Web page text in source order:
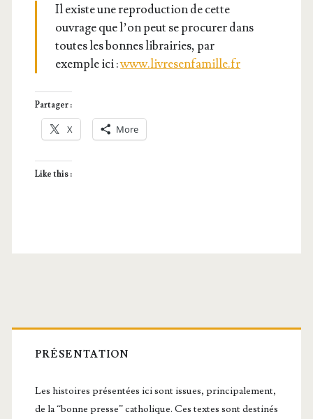
Il existe une repro­duc­tion de cette
ouvrage que l’on peut se pro­cu­rer dans
toutes les bonnes librai­ries, par
exemple ici :www.livresenfamille.fr
Partager :
X More
Like this :
Barre
latérale
principale
PRÉSENTATION
Les histoires présentées ici sont issues, principalement,
de la “bonne presse” catholique. Ces textes sont destinés